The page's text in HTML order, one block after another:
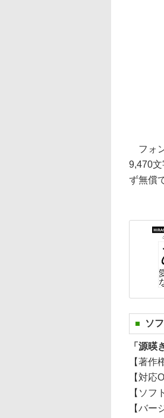
フォ
9,470
ず無償
ソ
「源暎
【著作
【対応
【ソフ
【バー